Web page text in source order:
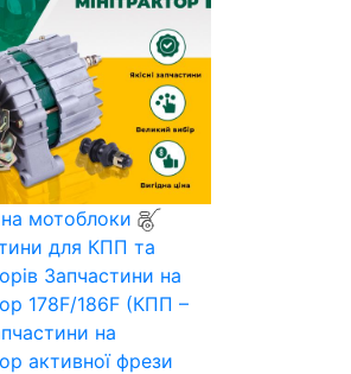
мотоблоки
для КПП та
Запчастини на
178F/186F (КПП –
на
активної фрези